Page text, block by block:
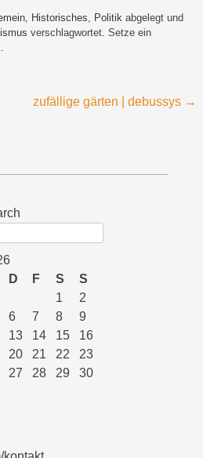
Historisches Politik abgelegt und
verschlagwortet. Setze ein
zufällige gärten | debussys →
D F S
S
1
2
6 7 8
9
13 14 15
16
20 21 22
23
27 28 29
30